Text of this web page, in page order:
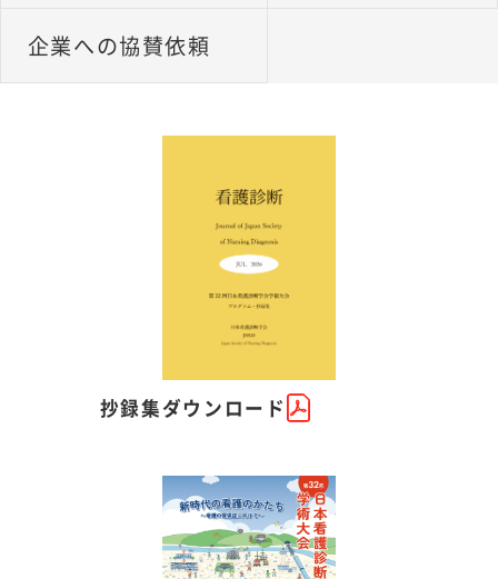
企業への協賛依頼
抄録集ダウンロード